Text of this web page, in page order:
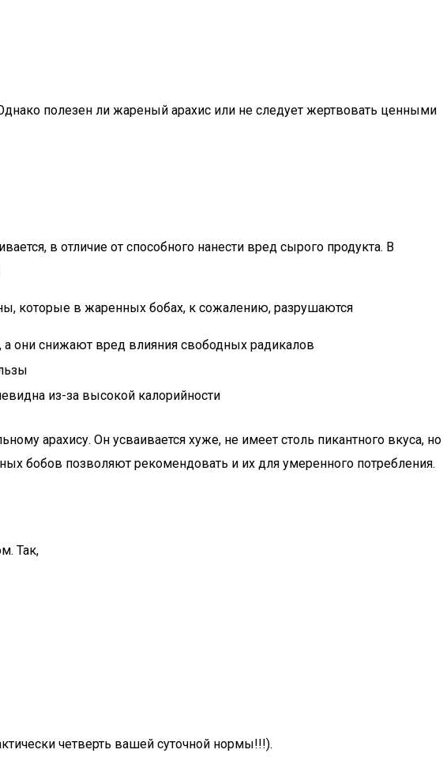
полезен ли жареный арахис или не следует жертвовать ценными
в отличие от способного нанести вред сырого продукта. В
которые в жаренных бобах, к сожалению, разрушаются
они снижают вред влияния свободных радикалов
из-за высокой калорийности
арахису. Он усваивается хуже, не имеет столь пикантного вкуса, но
бобов позволяют рекомендовать и их для умеренного потребления.
Так,
четверть вашей суточной нормы!!!).